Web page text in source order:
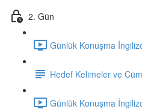
2. Gün
Günlük Konuşma
Hedef Kelimeler ve
Günlük Konuşma